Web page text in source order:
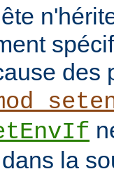
des
la